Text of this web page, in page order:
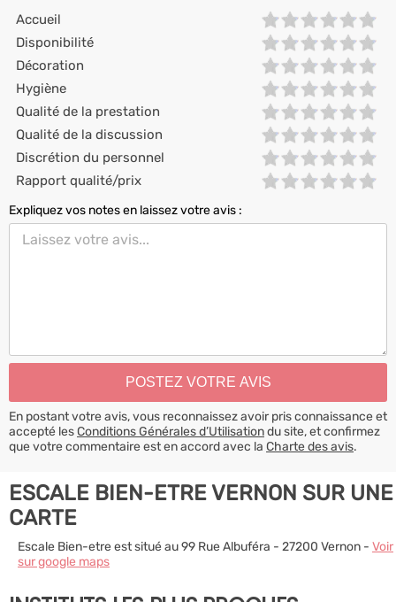
Accueil
Disponibilité
Décoration
Hygiène
Qualité de la prestation
Qualité de la discussion
Discrétion du personnel
Rapport qualité/prix
Expliquez vos notes en laissez votre avis :
En postant votre avis, vous reconnaissez avoir pris connaissance et
accepté lesConditions Générales d’Utilisationdu site, et confirmez
que votre commentaire est en accord avec la Charte des avis.
ESCALE BIEN-ETRE VERNON SUR UNE
CARTE
Escale Bien-etre est situé au 99 Rue Albuféra - 27200 Vernon - Voir
sur google maps